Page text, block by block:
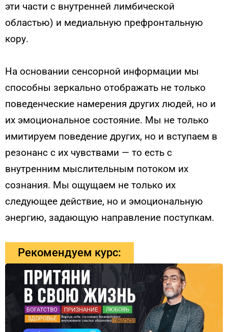
эти части с внутренней лимбической
областью) и медиальную префронтальную
кору.
На основании сенсорной информации мы
способны зеркально отображать не только
поведенческие намерения других людей, но и
их эмоциональное состояние. Мы не только
имитируем поведение других, но и вступаем в
резонанс с их чувствами — то есть с
внутренним мыслительным потоком их
сознания. Мы ощущаем не только их
следующее действие, но и эмоциональную
энергию, задающую направление поступкам.
Рекомендуем курс: